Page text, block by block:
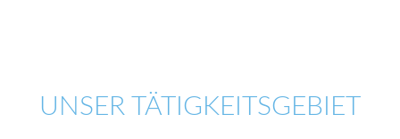
UNSER TÄTIGKEITSGEBIET